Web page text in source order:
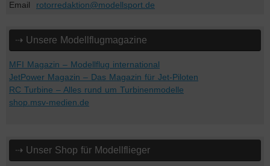
Email rotorredaktion@modellsport.de
⇢ Unsere Modellflugmagazine
MFI Magazin – Modellflug international
JetPower Magazin – Das Magazin für Jet-Piloten
RC Turbine – Alles rund um Turbinenmodelle
shop.msv-medien.de
⇢ Unser Shop für Modellflieger